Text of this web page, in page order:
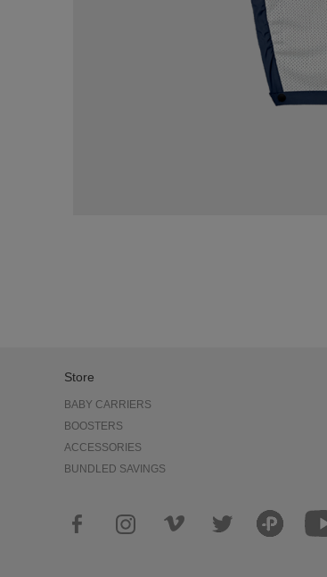
Store
BABY CARRIERS
BOOSTERS
ACCESSORIES
BUNDLED SAVINGS